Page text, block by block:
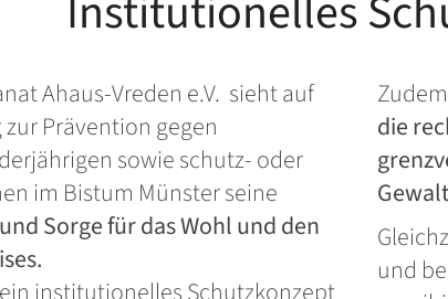
Institutionelles
Ahaus-Vreden e.V. siehtauf
Prävention gegen
sowie schutz- oder
im Bistum Münster seine
Sorge für das Wohl und den
Zudem
die
und